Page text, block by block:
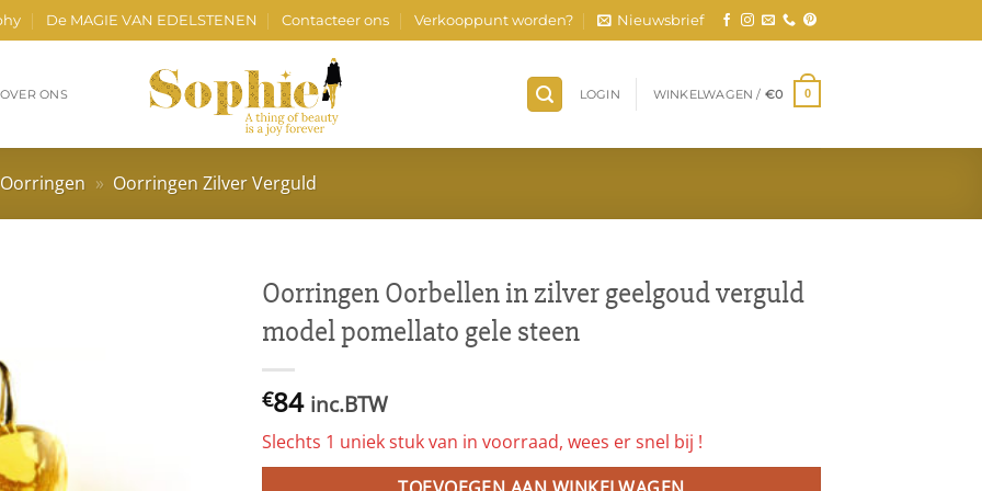
De MAGIE VAN EDELSTENEN Contacteer ons Verkooppunt worden? Nieuwsbrief
OVER ONS LOGIN WINKELWAGEN / €0 0
Oorringen » Oorringen Zilver Verguld
Oorringen Oorbellen in zilver geelgoud verguld
model pomellato gele steen
€84 inc.BTW
Slechts 1 uniek stuk van in voorraad, wees er snel bij !